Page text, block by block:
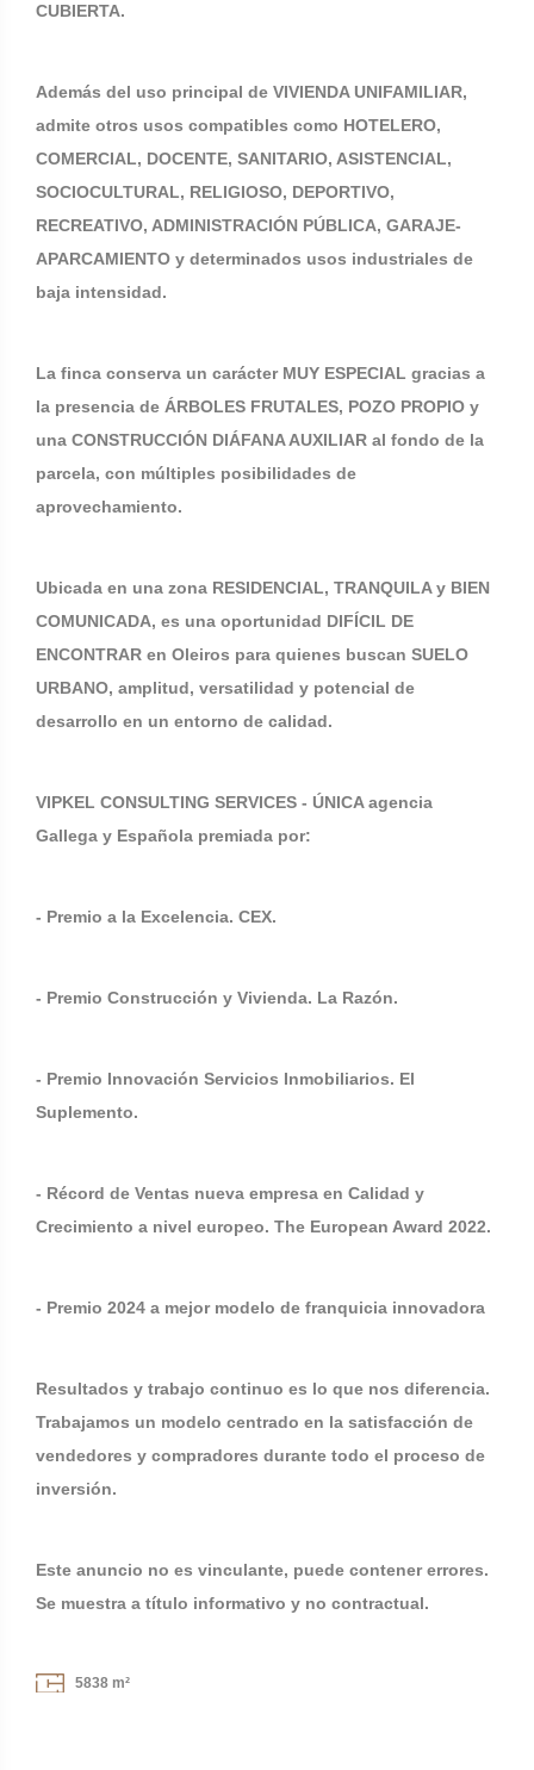
CUBIERTA.
Además del uso principal de VIVIENDA UNIFAMILIAR,
admite otros usos compatibles como HOTELERO,
COMERCIAL, DOCENTE, SANITARIO, ASISTENCIAL,
SOCIOCULTURAL, RELIGIOSO, DEPORTIVO,
RECREATIVO, ADMINISTRACIÓN PÚBLICA, GARAJE-
APARCAMIENTO y determinados usos industriales de
baja intensidad.
La finca conserva un carácter MUY ESPECIAL gracias a
la presencia de ÁRBOLES FRUTALES, POZO PROPIO y
una CONSTRUCCIÓN DIÁFANA AUXILIAR al fondo de la
parcela, con múltiples posibilidades de
aprovechamiento.
Ubicada en una zona RESIDENCIAL, TRANQUILA y BIEN
COMUNICADA, es una oportunidad DIFÍCIL DE
ENCONTRAR en Oleiros para quienes buscan SUELO
URBANO, amplitud, versatilidad y potencial de
desarrollo en un entorno de calidad.
VIPKEL CONSULTING SERVICES - ÚNICA agencia
Gallega y Española premiada por:
- Premio a la Excelencia. CEX.
- Premio Construcción y Vivienda. La Razón.
- Premio Innovación Servicios Inmobiliarios. El
Suplemento.
- Récord de Ventas nueva empresa en Calidad y
Crecimiento a nivel europeo. The European Award 2022.
- Premio 2024 a mejor modelo de franquicia innovadora
Resultados y trabajo continuo es lo que nos diferencia.
Trabajamos un modelo centrado en la satisfacción de
vendedores y compradores durante todo el proceso de
inversión.
Este anuncio no es vinculante, puede contener errores.
Se muestra a título informativo y no contractual.
5838 m²